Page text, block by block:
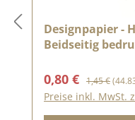
Designpapier -
Beidseitig
Verkaufspreis:
0,80 € Regulärer
1,45 €
Preise inkl. MwSt.